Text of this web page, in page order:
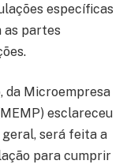
específicas
as partes
da Microempresa
esclareceu
geral, será feita a
para cumprir